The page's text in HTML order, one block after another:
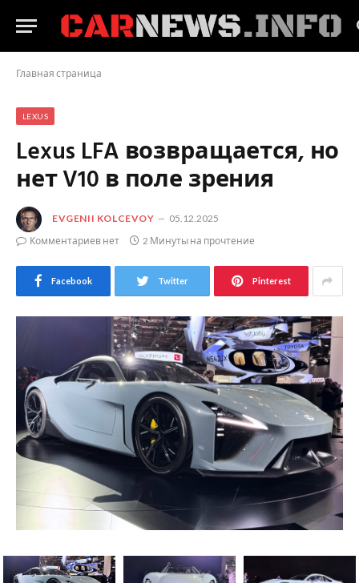
Главная страница
LEXUS
Lexus LFA возвращается, но
нет V10 в поле зрения
EVGENII KOLCEVOY
05.12.2025
Комментариев нет
2 Минуты на прочтение
Facebook Twitter Pinterest